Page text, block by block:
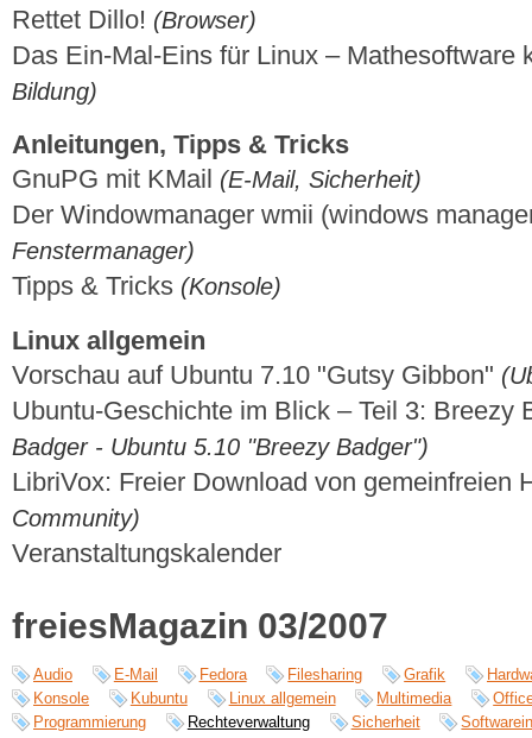
Rettet Dillo! (Browser)
Das Ein-Mal-Eins für Linux – Mathesoftware
Bildung)
Anleitungen, Tipps & Tricks
GnuPG mit KMail (E-Mail, Sicherheit)
Der Windowmanager wmii (windows
Fenstermanager)
Tipps & Tricks (Konsole)
Linux allgemein
Vorschau auf Ubuntu 7.10 "Gutsy Gibbon"
Ubuntu-Geschichte im Blick – Teil 3: Breezy
Badger - Ubuntu 5.10 "Breezy Badger")
LibriVox: Freier Download von gemeinfreien
Community)
Veranstaltungskalender
freiesMagazin 03/2007
Audio E-Mail Fedora Filesharing Grafik
Konsole
Kubuntu Linux allgemein Multimedia
Programmierung
Rechteverwaltung Sicherheit